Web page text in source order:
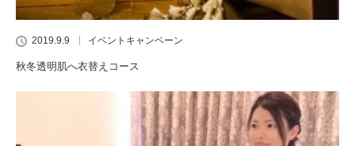
2019.9.9 イベントキャンペーン
秋冬透明肌へ衣替えコース